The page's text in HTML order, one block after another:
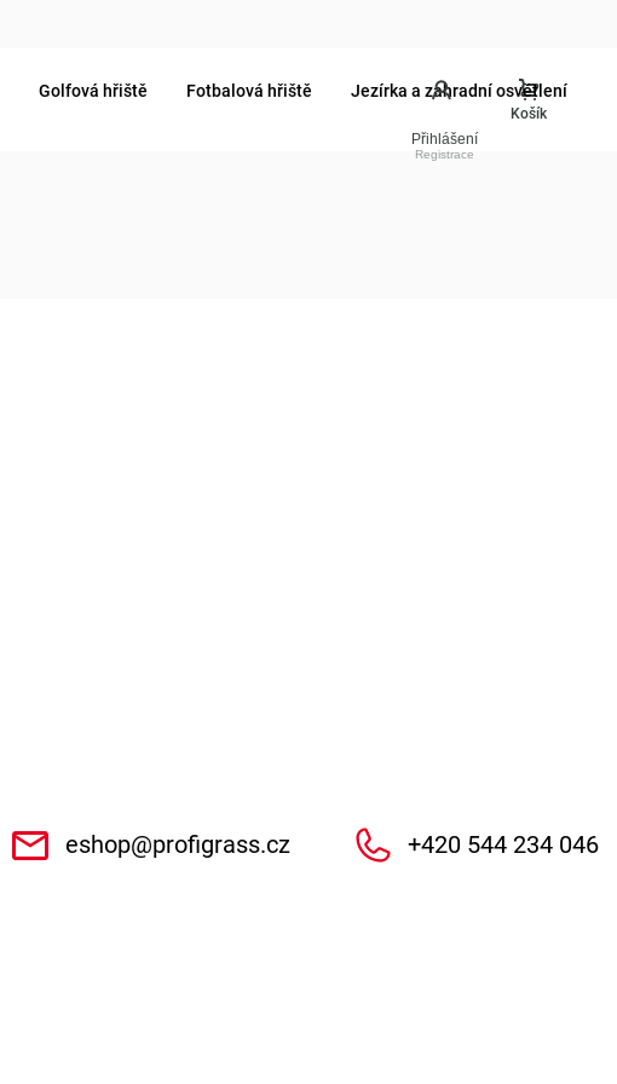
Přihlášení
Golfová hřiště Fotbalová hřiště Jezírka a zahradní osvětlení
eshop@profigrass.cz +420 544 234 046